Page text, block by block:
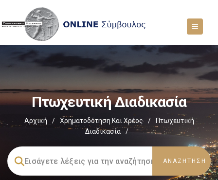
Πτωχευτική Διαδικασία
Αρχική / Χρηματοδότηση Και Χρέος /
Πτωχευτική
Διαδικασία
/